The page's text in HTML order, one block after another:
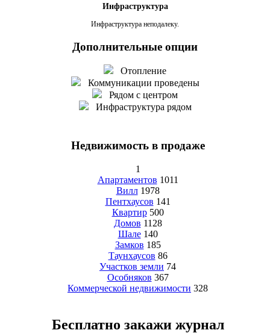
Инфраструктура
Инфраструктура неподалеку.
Дополнительные опции
Отопление
Коммуникации проведены
Рядом с центром
Инфраструктура рядом
Недвижимость в продаже
1
Апартаментов 1011
Вилл 1978
Пентхаусов 141
Квартир 500
Домов 1128
Шале 140
Замков 185
Таунхаусов 86
Участков земли 74
Особняков 367
Коммерческой недвижимости 328
Бесплатно закажи журнал